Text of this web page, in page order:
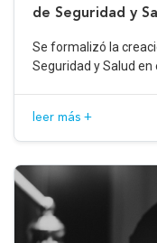
de Seguridad y
Se formalizó la
Seguridad y Salud en
leer más +